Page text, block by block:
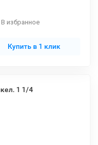
В избранное
Купить в 1 клик
1 1/4